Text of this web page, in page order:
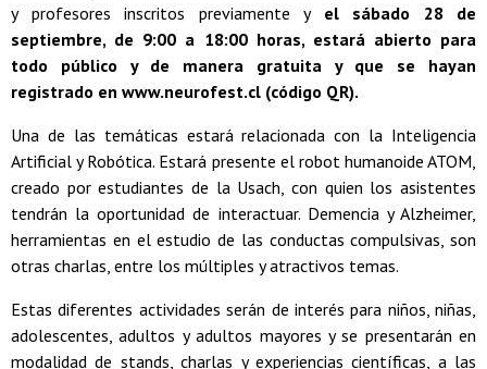
y profesores inscritos previamente y el sábado 28 de
septiembre, de 9:00 a 18:00 horas, estará abierto para
todo público y de manera gratuita y que se hayan
registrado en www.neurofest.cl (código QR).
Una de las temáticas estará relacionada con la Inteligencia
Artificial y Robótica. Estará presente el robot humanoide ATOM,
creado por estudiantes de la Usach, con quien los asistentes
tendrán la oportunidad de interactuar. Demencia y Alzheimer,
herramientas en el estudio de las conductas compulsivas, son
otras charlas, entre los múltiples y atractivos temas.
Estas diferentes actividades serán de interés para niños, niñas,
adolescentes, adultos y adultos mayores y se presentarán en
modalidad de stands, charlas y experiencias científicas, a las